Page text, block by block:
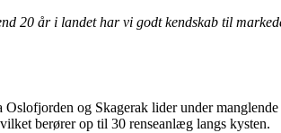
20 år i landet har vi godt kendskab til
og Skagerak lider under
berører op til 30 renseanlæg langs kysten.